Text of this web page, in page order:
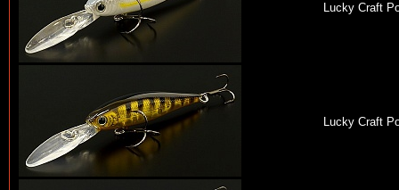
Lucky Craft
Lucky Craft